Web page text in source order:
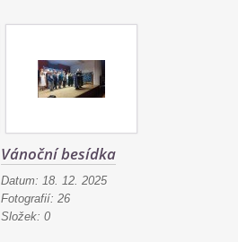
Vánoční besídka
Datum: 18. 12. 2025
Fotografií: 26
Složek: 0